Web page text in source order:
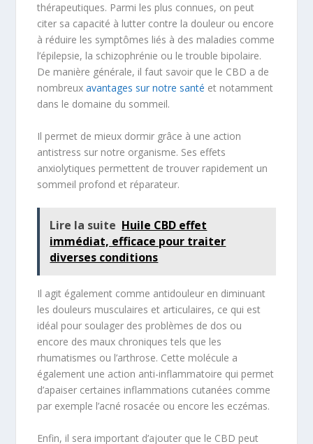
thérapeutiques. Parmi les plus connues, on peut
citer sa capacité à lutter contre la douleur ou encore
à réduire les symptômes liés à des maladies comme
l’épilepsie, la schizophrénie ou le trouble bipolaire.
De manière générale, il faut savoir que le CBD a de
nombreuxavantages sur notre santé et notamment
dans le domaine du sommeil.
Il permet de mieux dormir grâce à une action
antistress sur notre organisme. Ses effets
anxiolytiques permettent de trouver rapidement un
sommeil profond et réparateur.
Lire la suite Huile CBD effet
immédiat, efficace pour traiter
diverses conditions
Il agit également comme antidouleur en diminuant
les douleurs musculaires et articulaires, ce qui est
idéal pour soulager des problèmes de dos ou
encore des maux chroniques tels que les
rhumatismes ou l’arthrose. Cette molécule a
également une action anti-inflammatoire qui permet
d’apaiser certaines inflammations cutanées comme
par exemple l’acné rosacée ou encore les eczémas.
Enfin, il sera important d’ajouter que le CBD peut